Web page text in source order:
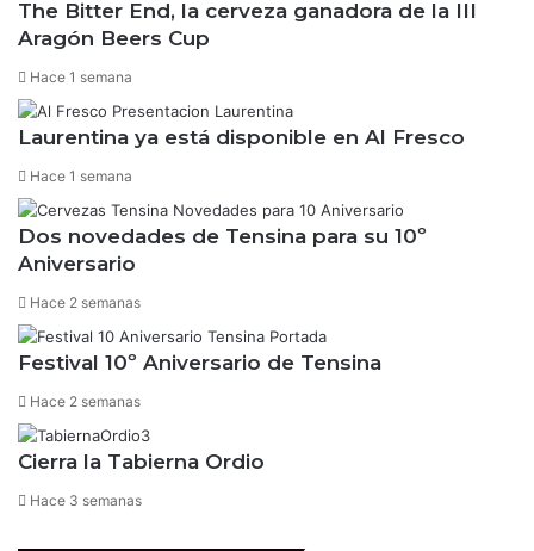
The Bitter End, la cerveza ganadora de la III
Aragón Beers Cup
Hace 1 semana
Laurentina ya está disponible en Al Fresco
Hace 1 semana
Dos novedades de Tensina para su 10º
Aniversario
Hace 2 semanas
Festival 10º Aniversario de Tensina
Hace 2 semanas
Cierra la Tabierna Ordio
Hace 3 semanas